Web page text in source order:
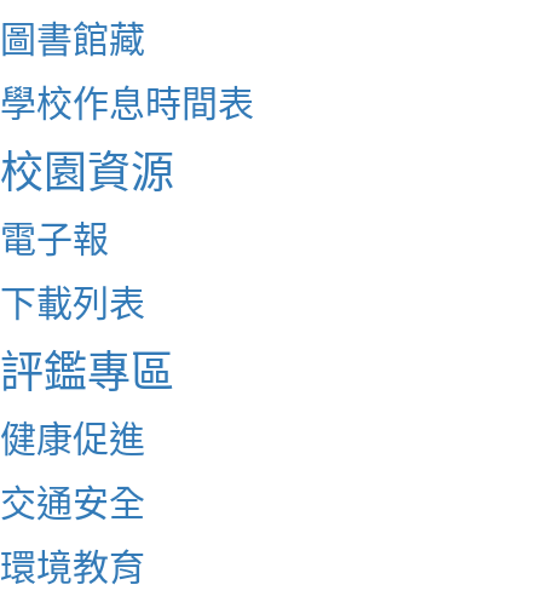
圖書館藏
學校作息時間表
校園資源
電子報
下載列表
評鑑專區
健康促進
交通安全
環境教育